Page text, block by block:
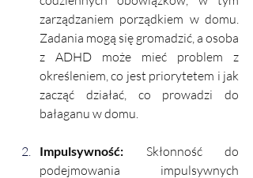
zarządzaniem porządkiem w domu.
Zadania mogą się gromadzić, a osoba
z ADHD może mieć problem z
określeniem, co jest priorytetem i jak
zacząć działać, co prowadzi do
bałaganu w domu.
Impulsywność: Skłonność do
podejmowania impulsywnych